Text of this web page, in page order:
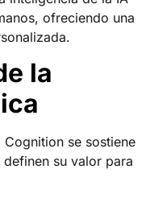
ofreciendo una
la
Cognition se sostiene
su valor para